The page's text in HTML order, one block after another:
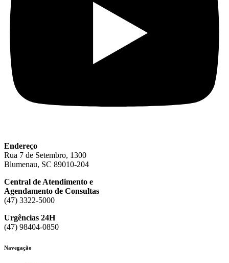
Endereço
Rua 7 de Setembro, 1300
Blumenau, SC 89010-204
Central de Atendimento e
Agendamento de Consultas
(47) 3322-5000
Urgências 24H
(47) 98404-0850
Navegação